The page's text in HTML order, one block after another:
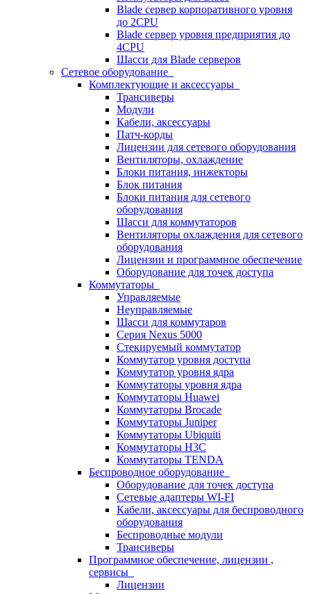
Blade сервер корпоративного уровня
до 2CPU
Blade сервер уровня предприятия до
4CPU
Шасси для Blade серверов
Сетевое оборудование
Комплектующие и аксессуары
Трансиверы
Модули
Кабели, аксессуары
Патч-корды
Лицензии для сетевого оборудования
Вентиляторы, охлаждение
Блоки питания, инжекторы
Блок питания
Блоки питания для сетевого
оборудования
Шасси для коммутаторов
Вентиляторы охлаждения для сетевого
оборудования
Лицензии и программное обеспечение
Оборудование для точек доступа
Коммутаторы
Управляемые
Неуправляемые
Шасси для коммутаров
Серия Nexus 5000
Стекируемый коммутатор
Коммутатор уровня доступа
Коммутатор уровня ядра
Коммутаторы уровня ядра
Коммутаторы Huawei
Коммутаторы Brocade
Коммутаторы Juniper
Коммутаторы Ubiquiti
Коммутаторы H3C
Коммутаторы TENDA
Беспроводное оборудование
Оборудование для точек доступа
Сетевые адаптеры WI-FI
Кабели, аксессуары для беспроводного
оборудования
Беспроводные модули
Трансиверы
Программное обеспечение, лицензии ,
сервисы
Лицензии